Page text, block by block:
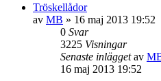
Tröskellådor
av MB » 16 maj 2013 19:52
0 Svar
3225 Visningar
Senaste inläggetav
16 maj 2013 19:52